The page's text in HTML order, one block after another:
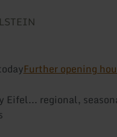
Further opening
Eifel... regional,